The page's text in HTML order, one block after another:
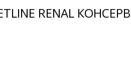
RENAL